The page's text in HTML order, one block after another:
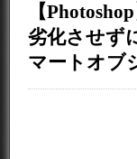
【
劣化させず
マートオブ